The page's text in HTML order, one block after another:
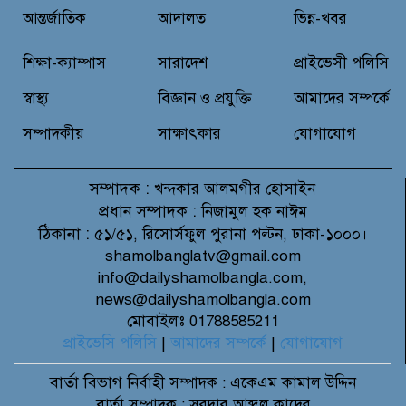
বন্যাদুর্গত মানুষের পাশে পার্কভিউ
ক্যাম্পে ২ হাজার রোগীকে সেবা,
আন্তর্জাতিক
আদালত
ভিন্ন-খবর
শিক্ষা-ক্যাম্পাস
স্বাস্থ্য
সম্পাদকীয়
সারাদেশ
বিজ্ঞান ও প্রযুক্তি
সাক্ষাৎকার
প্রাইভেসী পলিসি
আমাদের সম্পর্কে
যোগাযোগ
সম্পাদক : খন্দকার আলমগীর হোসাইন
প্রধান সম্পাদক : নিজামুল হক নাঈম
ঠিকানা : ৫১/৫১, রিসোর্সফুল পুরানা পল্টন, ঢাকা-১০০০।
shamolbanglatv@gmail.com
info@dailyshamolbangla.com,
news@dailyshamolbangla.com
মোবাইলঃ 01788585211
প্রাইভেসি পলিসি | আমাদের সম্পর্কে | যোগাযোগ
বার্তা বিভাগনির্বাহী সম্পাদক : একেএম কামাল উদ্দিন